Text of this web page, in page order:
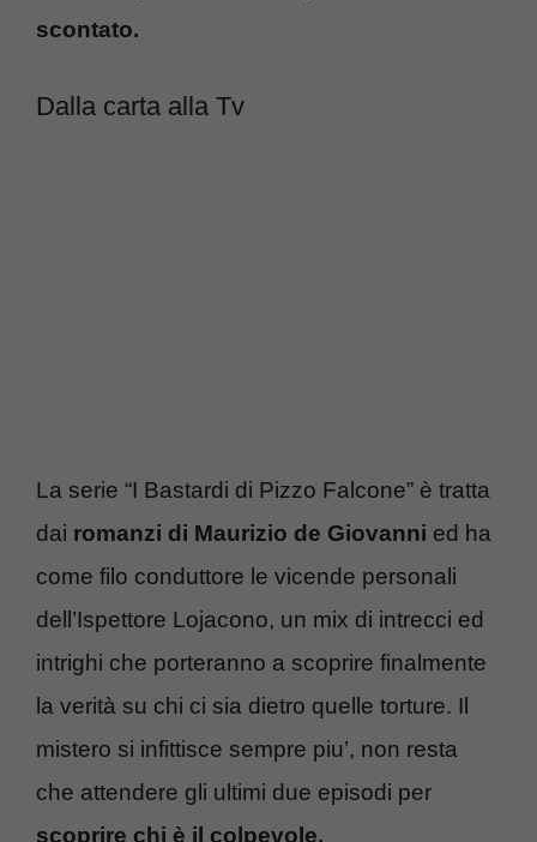
scontato.
Dalla carta alla Tv
La serie “I Bastardi di Pizzo Falcone” è tratta
dai romanzi di Maurizio de Giovanni ed ha
come filo conduttore le vicende personali
dell’Ispettore Lojacono, un mix di intrecci ed
intrighi che porteranno a scoprire finalmente
la verità su chi ci sia dietro quelle torture. Il
mistero si infittisce sempre piu’, non resta
che attendere gli ultimi due episodi per
scoprire chi è il colpevole.